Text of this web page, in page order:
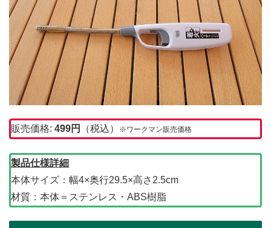
販売価格: 499円 （税込） ※ワークマン販売価格
製品仕様詳細
本体サイズ：幅4×奥行29.5×高さ2.5cm
材質：本体＝ステンレス・ABS樹脂